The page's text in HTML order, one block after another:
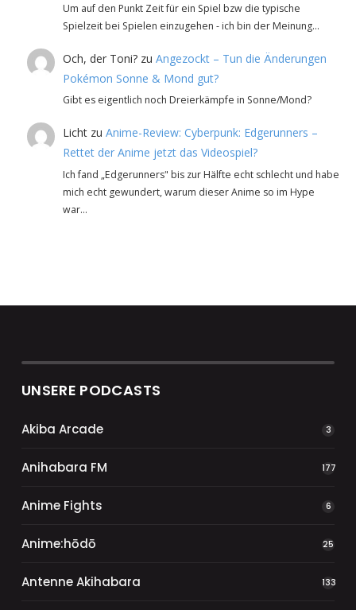
Um auf den Punkt Zeit für ein Spiel bzw die typische
Spielzeit bei Spielen einzugehen - ich bin der Meinung…
Och, der Toni? zuAngezockt – Tun die Änderungen
Pokémon Sonne & Mond gut?
Gibt es eigentlich noch Dreierkämpfe in Sonne/Mond?
Licht zuAnime-Review: Cyberpunk: Edgerunners –
Rettet der Anime jetzt das Videospiel?
Ich fand „Edgerunners" bis zur Hälfte echt schlecht und habe
mich echt gewundert, warum dieser Anime so im Hype
war…
UNSERE PODCASTS
Akiba Arcade 3
Anihabara FM 177
Anime Fights 6
Anime:hōdō 25
Antenne Akihabara 133